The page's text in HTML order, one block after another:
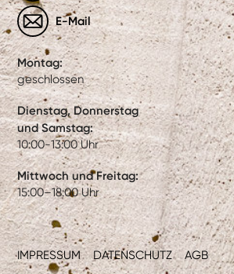
IMPRESSUM DATENSCHUTZ AGB
E-Mail
Montag:
geschlossen
Dienstag, Donnerstag
und Samstag:
10:00-13:00 Uhr
Mittwoch und Freitag:
15:00–18:00 Uhr